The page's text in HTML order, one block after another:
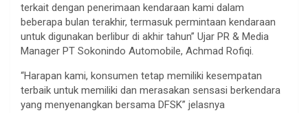
terkait dengan penerimaan kendaraan kami dalam
beberapa bulan terakhir, termasuk permintaan kendaraan
untuk digunakan berlibur di akhir tahun” Ujar PR & Media
Manager PT Sokonindo Automobile, Achmad Rofiqi.
“Harapan kami, konsumen tetap memiliki kesempatan
terbaik untuk memiliki dan merasakan sensasi berkendara
yang menyenangkan bersama DFSK” jelasnya